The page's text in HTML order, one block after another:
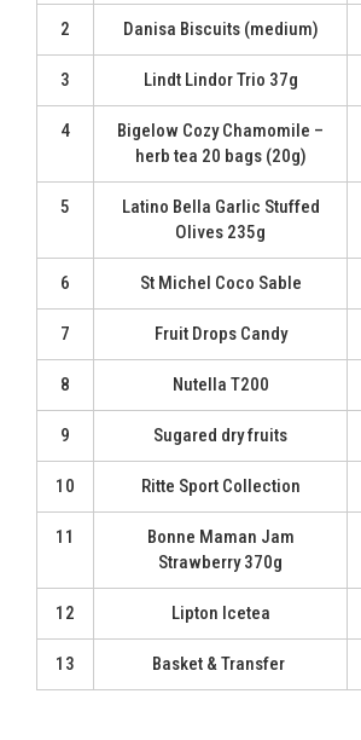
2 Danisa Biscuits (medium)
3 Lindt Lindor Trio 37g
4
Bigelow Cozy Chamomile –
herb tea 20 bags (20g)
5
Latino Bella Garlic Stuffed
Olives 235g
6 St Michel Coco Sable
7 Fruit Drops Candy
8 Nutella T200
9 Sugared dry fruits
10 Ritte Sport Collection
11
Bonne Maman Jam
Strawberry 370g
12 Lipton Icetea
13 Basket & Transfer